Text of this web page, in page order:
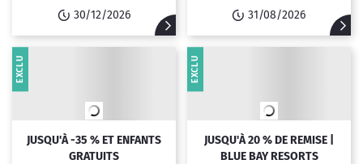
30/12/2026 31/08/2026
JUSQU'À -35 % ET ENFANTS
GRATUITS
EXCLU
JUSQU'À 20 % DE REMISE |
BLUE BAY RESORTS
EXCLU